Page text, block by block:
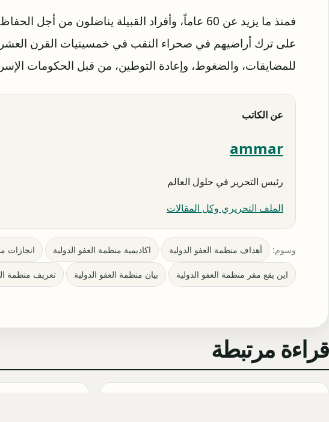
فمنذ ما يزيد عن 60 عاماً، وأفراد القبيلة يناضلون من
على ترك أراضيهم في صحراء النقب في خمسينيات القرن
للمضايقات، والضغوط، وإعادة التوطين، من قبل الحكومات
عن الكاتب
ammar
رئيس التحرير في حلول العالم
الملف التحريري وكل المقالات
وسوم: أهداف منظمة العفو الدولية اكاديمية منظمة العفو الدولية انجازات
اين يقع مقر منظمة العفو الدولية بيان منظمة العفو الدولية تعريف منظمة
قراءة مرتبطة